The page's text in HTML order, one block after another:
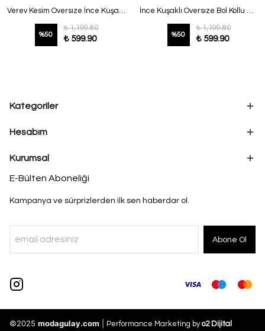
Verev Kesim Oversıze İnce Kuşaklı Tencel Tunik Koyu Kahve
%50
₺ 1,199.80
₺ 599.90
İnce Kuşaklı Oversıze Bol Kollu Modal Tunik Mürdüm
%50
₺ 1,199.80
₺ 599.90
Kategoriler
Hesabım
Kurumsal
E-Bülten Aboneliği
Kampanya ve sürprizlerden ilk sen haberdar ol.
Abone Ol
©2025 modagulay.com Performance Marketing byo2 Dijital